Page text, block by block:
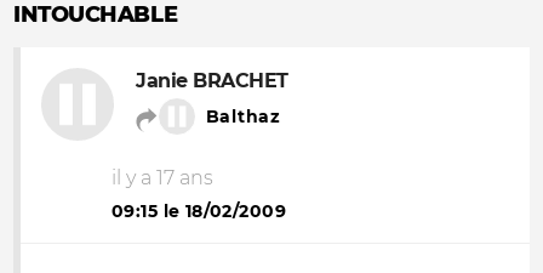
INTOUCHABLE
Janie BRACHET
Balthaz
il y a 17 ans
09:15 le 18/02/2009